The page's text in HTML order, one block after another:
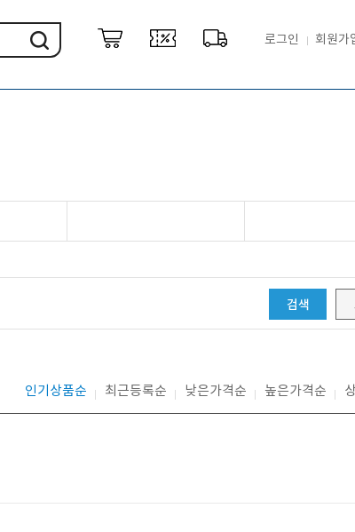
로그인 회원가
검색
인기상품순 최근등록순 낮은가격순 높은가격순